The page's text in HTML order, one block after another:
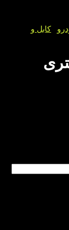
کابل و